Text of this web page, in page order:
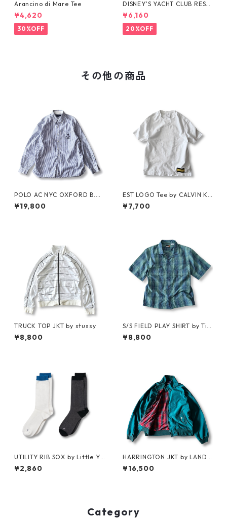
Arancino di Mare Tee
¥4,620
30%OFF
DISNEY'S YACHT CLUB RESO
RT Tee
¥6,160
20%OFF
その他の商品
POLO AC NYC OXFORD B.D.
SHIRT by Polo Ralph Lauren
¥19,800
EST LOGO Tee by CALVIN KL
EIN JEANS ESTABLISHED.1978
¥7,700
TRUCK TOP JKT by stussy
¥8,800
S/S FIELD PLAY SHIRT by Ti
mberland
¥8,800
UTILITY RIB SOX by Little Ya
rmouth
¥2,860
HARRINGTON JKT by LAND
S'END
¥16,500
Category